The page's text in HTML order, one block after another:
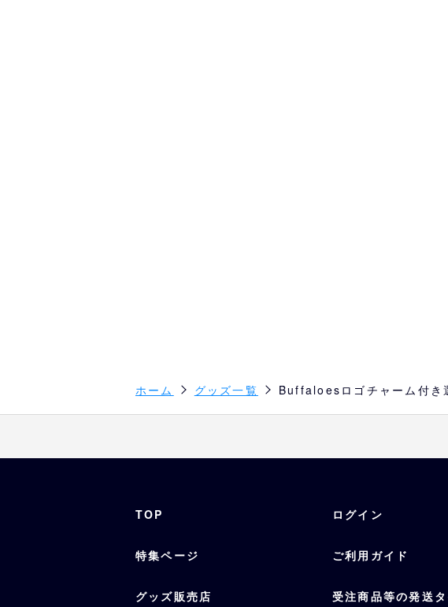
ホーム グッズ一覧 Buffaloesロゴチャーム付き
TOP ログイン
特集ページ ご利用ガイド
グッズ販売店 受注商品等の発送